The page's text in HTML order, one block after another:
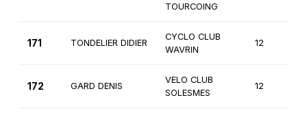
TOURCOING
171 TONDELIER DIDIER
CYCLO CLUB
WAVRIN
12
172 GARD DENIS
VELO CLUB
SOLESMES
12